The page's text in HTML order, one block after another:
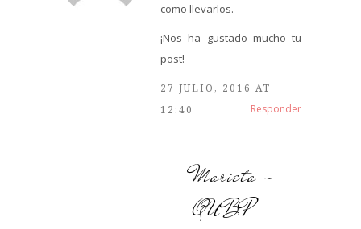
como llevarlos.
¡Nos ha gustado mucho tu
post!
27 JULIO, 2016 AT
12:40
Responder
Marieta -
QUBP